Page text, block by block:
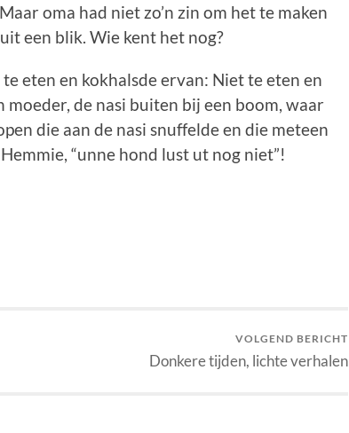
oma had niet zo’n zin om het te maken
een blik. Wie kent het nog?
eten en kokhalsde ervan: Niet te eten en
de nasi buiten bij een boom, waar
die aan de nasi snuffelde en die meteen
“unne hond lust ut nog niet”!
VOLGEND BERICHT
Donkere tijden, lichte verhalen